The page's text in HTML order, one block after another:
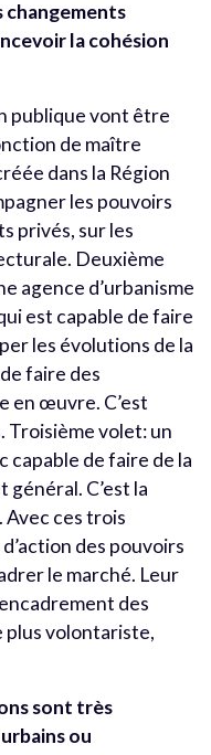
changements
la cohésion
publique vont être
de maître
dans la Région
les pouvoirs
privés, sur les
Deuxième
agence d’urbanisme
est capable de faire
les évolutions de la
faire des
en œuvre. C’est
Troisième volet: un
capable de faire de la
général. C’est la
Avec ces trois
des pouvoirs
le marché. Leur
des
volontariste,
sont très
ou